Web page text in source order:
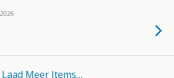
Laad Meer Items…